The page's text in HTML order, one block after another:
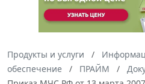
Продукты и услуги
обеспечение
ПРАЙМ